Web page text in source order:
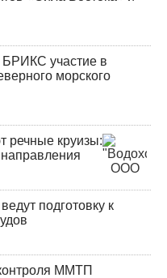
БРИКС участие в
морского
речные круизы:
подготовку к
ММТП